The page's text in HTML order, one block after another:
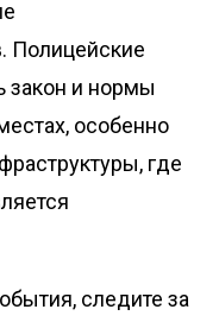
Полицейские
закон и нормы
особенно
где
следите за